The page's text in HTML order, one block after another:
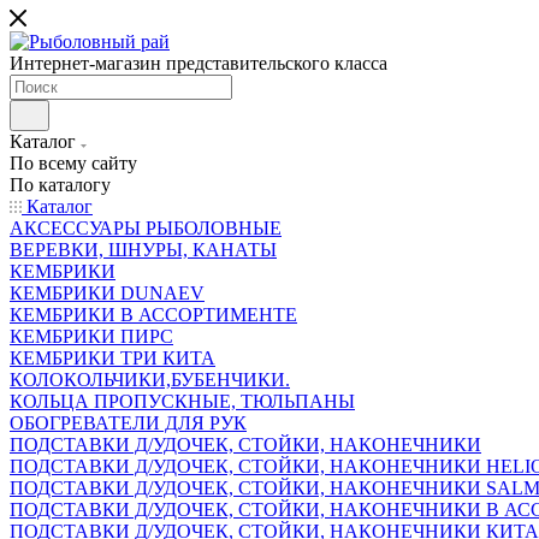
Интернет-магазин представительского класса
Каталог
По всему сайту
По каталогу
Каталог
АКСЕССУАРЫ РЫБОЛОВНЫЕ
ВЕРЕВКИ, ШНУРЫ, КАНАТЫ
КЕМБРИКИ
КЕМБРИКИ DUNAEV
КЕМБРИКИ В АССОРТИМЕНТЕ
КЕМБРИКИ ПИРС
КЕМБРИКИ ТРИ КИТА
КОЛОКОЛЬЧИКИ,БУБЕНЧИКИ.
КОЛЬЦА ПРОПУСКНЫЕ, ТЮЛЬПАНЫ
ОБОГРЕВАТЕЛИ ДЛЯ РУК
ПОДСТАВКИ Д/УДОЧЕК, СТОЙКИ, НАКОНЕЧНИКИ
ПОДСТАВКИ Д/УДОЧЕК, СТОЙКИ, НАКОНЕЧНИКИ
ПОДСТАВКИ Д/УДОЧЕК, СТОЙКИ, НАКОНЕЧНИКИ
ПОДСТАВКИ Д/УДОЧЕК, СТОЙКИ, НАКОНЕЧНИКИ В
ПОДСТАВКИ Д/УДОЧЕК, СТОЙКИ, НАКОНЕЧНИКИ